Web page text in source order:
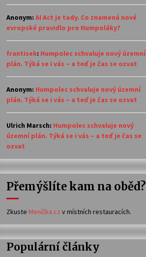
Anonym: AI Act je tady. Co znamená nové
evropské pravidlo pro Humpoláky?
frantisek: Humpolec schvaluje nový územní
plán. Týká se i vás – a teď je čas se ozvat
Anonym: Humpolec schvaluje nový územní
plán. Týká se i vás – a teď je čas se ozvat
Ulrich Marsch: Humpolec schvaluje nový
územní plán. Týká se i vás – a teď je čas se
ozvat
Přemýšlíte kam na oběd?
Zkuste Meníčka.cz v místních restauracích.
Populární články